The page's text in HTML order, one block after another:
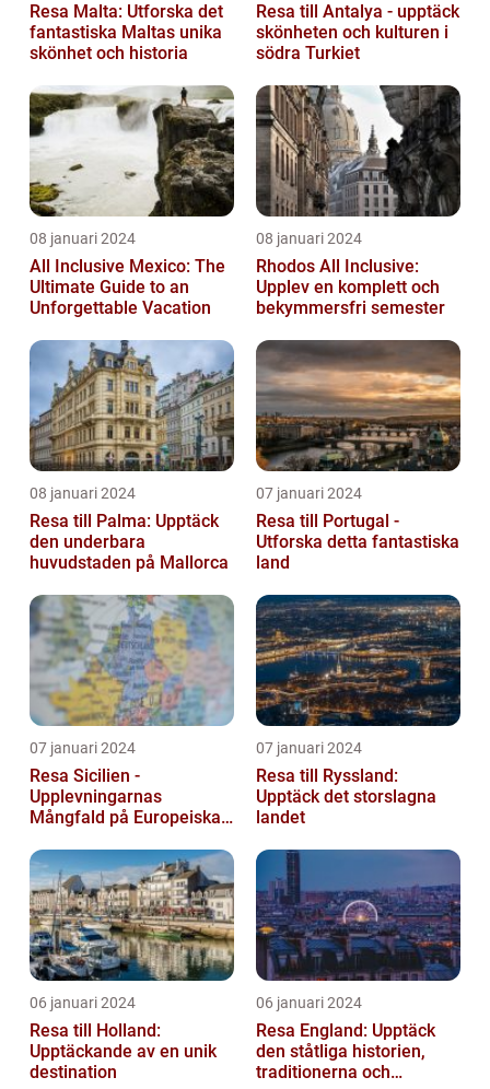
Resa Malta: Utforska det
fantastiska Maltas unika
skönhet och historia
Resa till Antalya - upptäck
skönheten och kulturen i
södra Turkiet
08 januari 2024
All Inclusive Mexico: The
Ultimate Guide to an
Unforgettable Vacation
08 januari 2024
Rhodos All Inclusive:
Upplev en komplett och
bekymmersfri semester
08 januari 2024
Resa till Palma: Upptäck
den underbara
huvudstaden på Mallorca
07 januari 2024
Resa till Portugal -
Utforska detta fantastiska
land
07 januari 2024
Resa Sicilien -
Upplevningarnas
Mångfald på Europeiska
07 januari 2024
Resa till Ryssland:
Upptäck det storslagna
landet
06 januari 2024
Resa till Holland:
Upptäckande av en unik
destination
06 januari 2024
Resa England: Upptäck
den ståtliga historien,
traditionerna och